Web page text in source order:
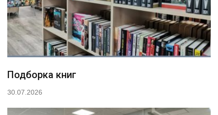
Подборка книг
30.07.2026